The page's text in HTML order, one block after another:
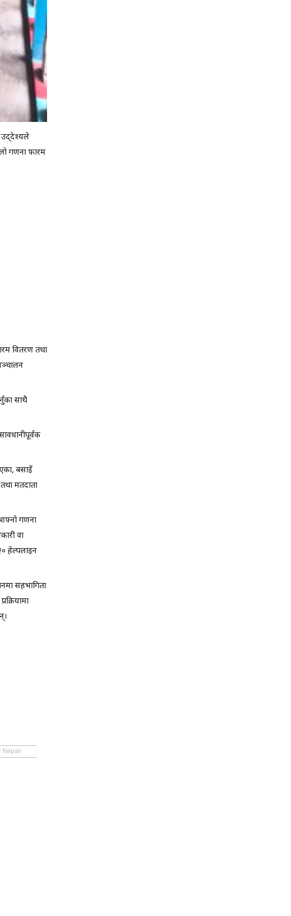
उद्देश्यले
गणना फारम
वितरण तथा
साथै
बसाइँ
मतदाता
गणना
वा
हेल्पलाइन
सहभागिता
Nepali